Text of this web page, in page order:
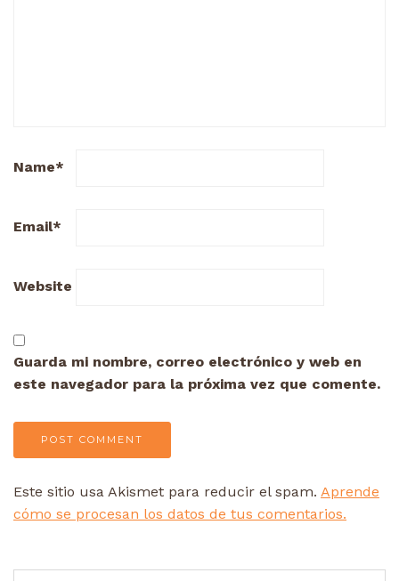
Name*
Email*
Website
Guarda mi nombre, correo electrónico y web en
este navegador para la próxima vez que comente.
Este sitio usa Akismet para reducir el spam. Aprende
cómo se procesan los datos de tus comentarios.